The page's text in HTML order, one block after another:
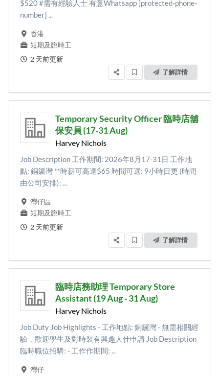
$520 #需有經驗人士 有意Whatsapp [protected-phone-
number] ...
香港
短期及臨時工
2 天前更新
了解詳情
Temporary Security Officer 臨時店舖
保安員 (17-31 Aug)
Harvey Nichols
Job Description 工作期間: 2026年8月17-31日 工作地
點: 銅鑼灣 **時薪可高達$65 時間可選: 9小時日更 (時間
由公司安排): ...
灣仔區
短期及臨時工
2 天前更新
了解詳情
臨時店務助理 Temporary Store
Assistant (19 Aug - 31 Aug)
Harvey Nichols
Job Duty Job Highlights - 工作地點: 銅鑼灣 - 無需相關經
驗，歡迎學生及對時裝有興趣人仕申請 Job Description
臨時職位招騁: - 工作作期間: ...
灣仔